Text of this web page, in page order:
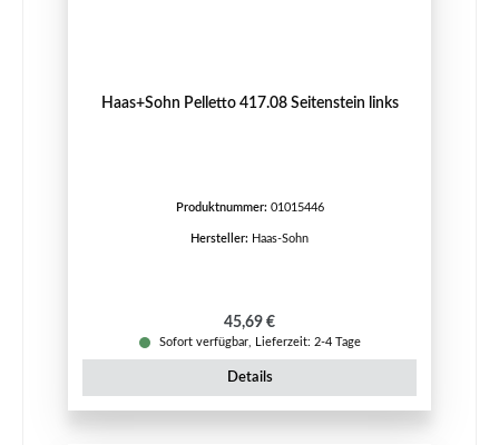
Haas+Sohn Pelletto 417.08 Seitenstein links
Produktnummer: 01015446
Hersteller: Haas-Sohn
Regulärer Preis:
45,69 €
Sofort verfügbar, Lieferzeit: 2-4 Tage
Details